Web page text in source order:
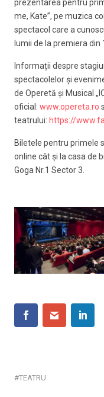
prezentarea pentru
me, Kate”, pe muzica
spectacol care a
lumii de la premiera din
Informații despre
spectacolelor și
de Operetă și Musical
oficial: www.opereta.ro
teatrului: https://
Biletele pentru primele
online cât şi la casa de
Goga Nr.1 Sector 3.
TEATRU